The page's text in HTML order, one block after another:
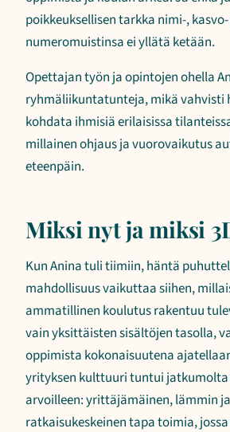
poikkeuksellisen tarkka nimi-,
numeromuistinsa ei yllätä ketään.
Opettajan työn ja opintojen ohella
ryhmäliikuntatunteja, mikä vahvisti
kohdata ihmisiä erilaisissa
millainen ohjaus ja vuorovaikutus
eteenpäin.
Miksi nyt ja miksi
Kun Anina tuli tiimiin, häntä
mahdollisuus vaikuttaa siihen,
ammatillinen koulutus rakentuu
vain yksittäisten sisältöjen tasolla,
oppimista kokonaisuutena
yrityksen kulttuuri tuntui jatkumolta
arvoilleen: yrittäjämäinen, lämmin ja
ratkaisukeskeinen tapa toimia,